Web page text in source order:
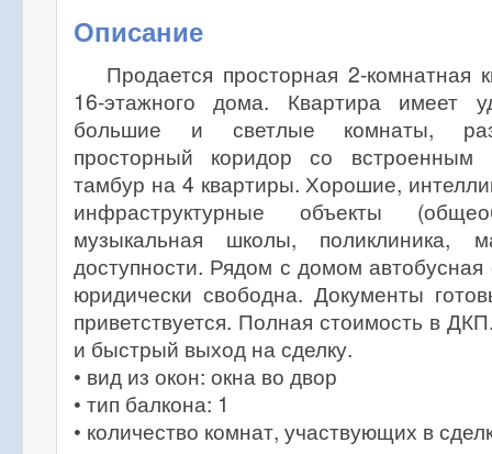
Описание
Продается просторная 2-комнатная
16-этажного дома. Квартира имеет
большие и светлые комнаты,
просторный коридор со
тамбур на 4 квартиры. Хорошие,
инфраструктурные объекты
музыкальная школы, поликлиника,
доступности. Рядом с домом автобусная
юридически свободна. Документы
приветствуется. Полная стоимость в
и быстрый выход на сделку.
• вид из окон: окна во двор
• тип балкона: 1
• количество комнат, участвующих в